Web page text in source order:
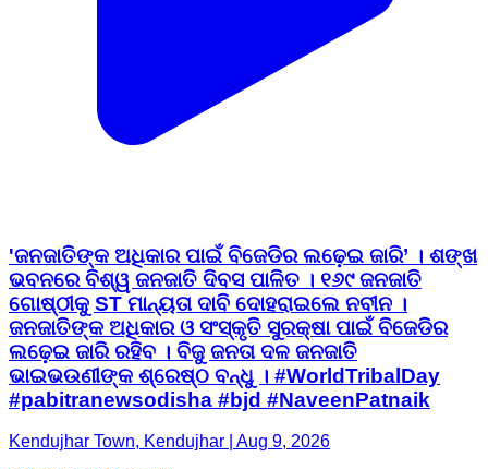
'ଜନଜାତିଙ୍କ ଅଧିକାର ପାଇଁ ବିଜେଡିର ଲଢ଼େଇ ଜାରି’ । ଶଙ୍ଖ
ଭବନରେ ବିଶ୍ୱ ଜନଜାତି ଦିବସ ପାଳିତ । ୧୬୯ ଜନଜାତି
ଗୋଷ୍ଠୀକୁ ST ମାନ୍ୟତା ଦାବି ଦୋହରାଇଲେ ନବୀନ ।
ଜନଜାତିଙ୍କ ଅଧିକାର ଓ ସଂସ୍କୃତି ସୁରକ୍ଷା ପାଇଁ ବିଜେଡିର
ଲଢ଼େଇ ଜାରି ରହିବ । ବିଜୁ ଜନତା ଦଳ ଜନଜାତି
ଭାଇଭଉଣୀଙ୍କ ଶ୍ରେଷ୍ଠ ବନ୍ଧୁ । #WorldTribalDay
#pabitranewsodisha #bjd #NaveenPatnaik
Kendujhar Town, Kendujhar | Aug 9, 2026